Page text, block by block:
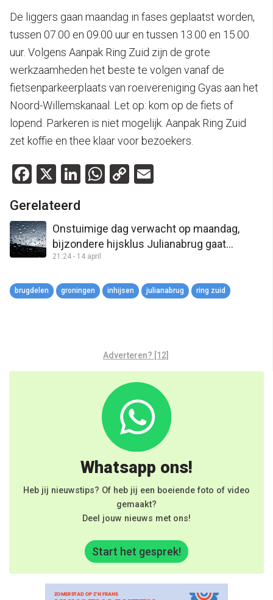
De liggers gaan maandag in fases geplaatst worden,
tussen 07.00 en 09.00 uur en tussen 13.00 en 15.00
uur. Volgens Aanpak Ring Zuid zijn de grote
werkzaamheden het beste te volgen vanaf de
fietsenparkeerplaats van roeivereniging Gyas aan het
Noord-Willemskanaal. Let op: kom op de fiets of
lopend. Parkeren is niet mogelijk. Aanpak Ring Zuid
zet koffie en thee klaar voor bezoekers.
Facebook
X LinkedIn
WhatsApp
Copy
Gerelateerd
Onstuimige dag verwacht op maandag,
bijzondere hijsklus Julianabrug gaat
vooralsnog door
21:24 - 14 april
brugdelen groningen inhijsen julianabrug ring zuid
Adverteren? [12]
Whatsapp ons!
Heb jij nieuwstips? Of heb jij een boeiende foto of video
gemaakt?
Deel jouw nieuws met ons!
Start het gesprek!